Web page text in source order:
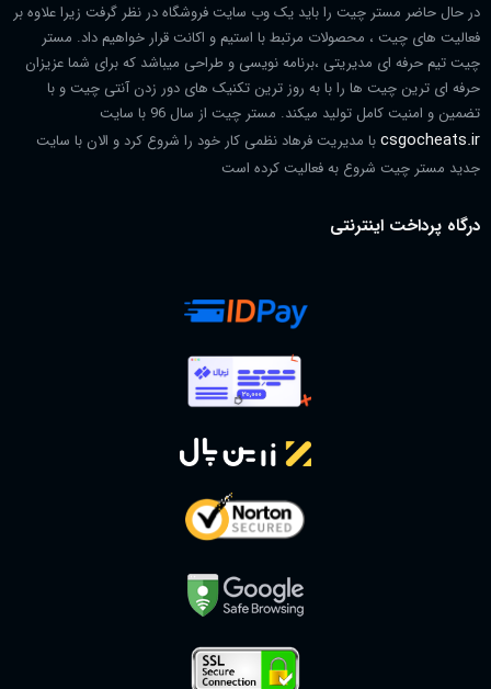
در حال حاضر مستر چیت را باید یک وب سایت فروشگاه در نظر گرفت زیرا علاوه بر
فعالیت های چیت ، محصولات مرتبط با استیم و اکانت قرار خواهیم داد. مستر
چیت تیم حرفه ای مدیریتی ،برنامه نویسی و طراحی میباشد که برای شما عزیزان
حرفه ای ترین چیت ها را با به روز ترین تکنیک های دور زدن آنتی چیت و با
تضمین و امنیت کامل تولید میکند. مستر چیت از سال 96 با سایت
csgocheats.irبا مدیریت فرهاد نظمی کار خود را شروع کرد و الان با سایت
جدید مستر چیت شروع به فعالیت کرده است
درگاه پرداخت اینترنتی